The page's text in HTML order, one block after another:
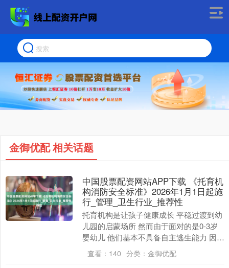
金御优配 相关话题
中国股票配资网站APP下载 《托育机
构消防安全标准》2026年1月1日起施
行_管理_卫生行业_推荐性
托育机构是让孩子健康成长 平稳过渡到幼
儿园的启蒙场所 然而由于面对的是0-3岁
婴幼儿 他们基本不具备自主逃生能力 因此
托育机构的消防安全管理 尤为重要 为规范
托....
查看： 140 分类： 金御优配